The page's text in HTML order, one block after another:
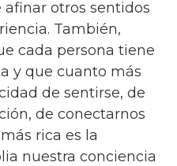
otros sentidos
También,
cada persona tiene
y que cuanto más
de sentirse, de
de conectarnos
rica es la
nuestra conciencia